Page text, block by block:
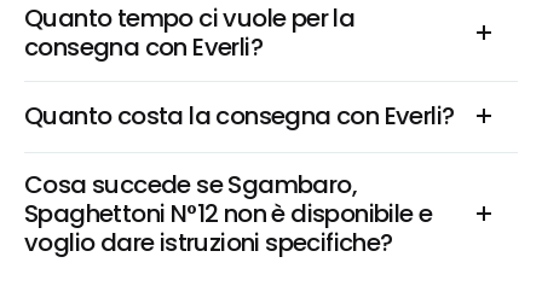
Quanto tempo ci vuole per la
consegna con Everli?
Quanto costa la consegna con Everli?
Cosa succede se Sgambaro,
Spaghettoni N°12 non è disponibile e
voglio dare istruzioni specifiche?